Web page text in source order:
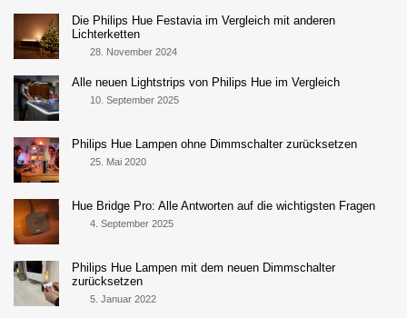
Die Philips Hue Festavia im Vergleich mit anderen
Lichterketten
28. November 2024
Alle neuen Lightstrips von Philips Hue im Vergleich
10. September 2025
Philips Hue Lampen ohne Dimmschalter zurücksetzen
25. Mai 2020
Hue Bridge Pro: Alle Antworten auf die wichtigsten Fragen
4. September 2025
Philips Hue Lampen mit dem neuen Dimmschalter
zurücksetzen
5. Januar 2022